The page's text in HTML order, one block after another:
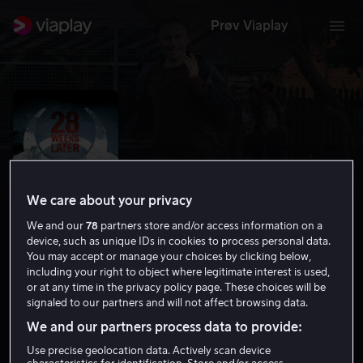
Prøv Viaplay
28 Weeks Later
18 år
HD
We care about your privacy
We and our78 partners store and/or access information on a
device, such as unique IDs in cookies to process personal data.
You may accept or manage your choices by clicking below,
including your right to object where legitimate interest is used,
or at any time in the privacy policy page. These choices will be
signaled to our partners and will not affect browsing data.
We and our partners process data to provide:
Use precise geolocation data. Actively scan device